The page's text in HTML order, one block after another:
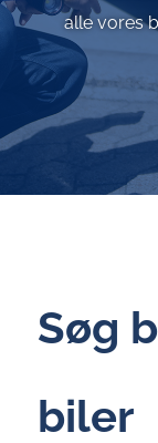
alle vores
Søg
biler